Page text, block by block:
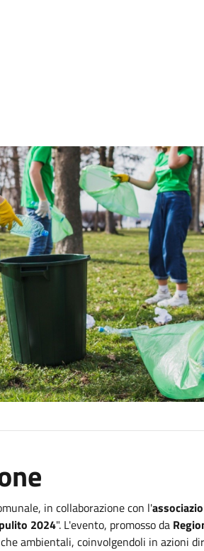
in collaborazione con l'
2024". L'evento, promosso da
ambientali, coinvolgendoli in azioni